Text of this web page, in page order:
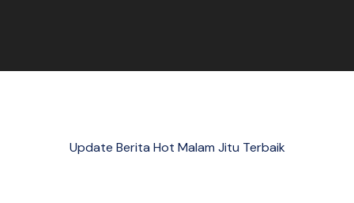
Update Berita Hot Malam Jitu Terbaik